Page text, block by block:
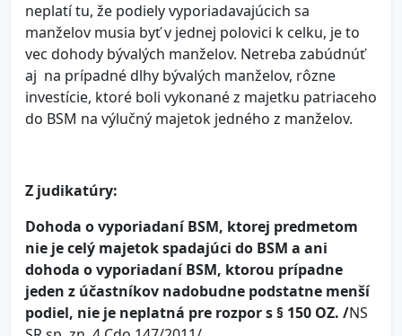
neplatí tu, že podiely vyporiadavajúcich sa
manželov musia byť v jednej polovici k celku, je to
vec dohody bývalých manželov. Netreba zabúdnúť
aj na prípadné dlhy bývalých manželov, rôzne
investície, ktoré boli vykonané z majetku patriaceho
do BSM na výlučný majetok jedného z manželov.
Z judikatúry:
Dohoda o vyporiadaní BSM, ktorej predmetom
nie je celý majetokspadajúci do BSM a ani
dohoda o vyporiadaní BSM, ktorou prípadne
jeden z účastníkov nadobudne podstatne menší
podiel, nie je neplatná pre rozpor s § 150 OZ. /NS